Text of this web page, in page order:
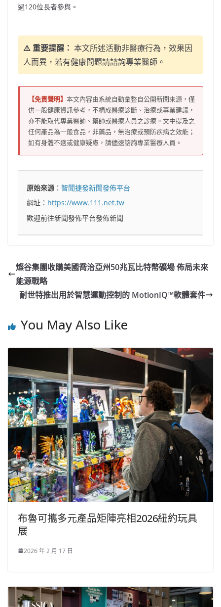
過120位長者參與。
⚠️ 重要提醒： 本文所述活動非醫療行為，效果因
人而異，若有健康問題請諮詢專業醫師。
【免責聲明】 本文內容由系統自動彙整自公開新聞來源，僅
供一般健康資訊參考，不構成醫療診斷、治療或專業建議，
亦不能取代專業醫師、藥師或醫療人員之診療。文中提及之
任何產品為一般食品，非藥品，無治療或預防疾病之效能；
如有身體不適或健康疑慮，請儘速諮詢專業醫療人員。
原始來源 ：智聞捷發新聞發佈平台
網址： https://www.111.net.tw
歡迎前往新聞發佈平台發佈新聞
燦谷集團收購美國喬治亞州50兆瓦比特幣礦場 佈局未來
能源戰略
耐世特推出用於智慧運動控制的 MotionIQ™軟體套件
You May Also Like
布魯可攜多元產品矩陣亮相2026紐約玩具
展
2026 年 2 月 17 日